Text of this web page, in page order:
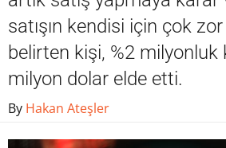
satışın kendisi için çok
belirten kişi, %2 milyonluk
milyon dolar elde etti.
By Hakan Ateşler